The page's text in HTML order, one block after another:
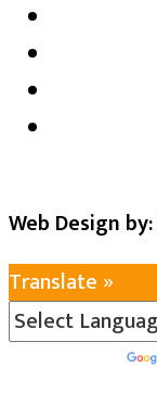
Web Design by:
Translate »